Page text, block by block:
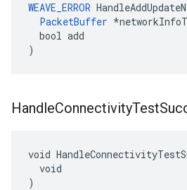
WEAVE_ERROR
PacketBuffer
  bool add
)
HandleConnectivityTest
void
  void
)